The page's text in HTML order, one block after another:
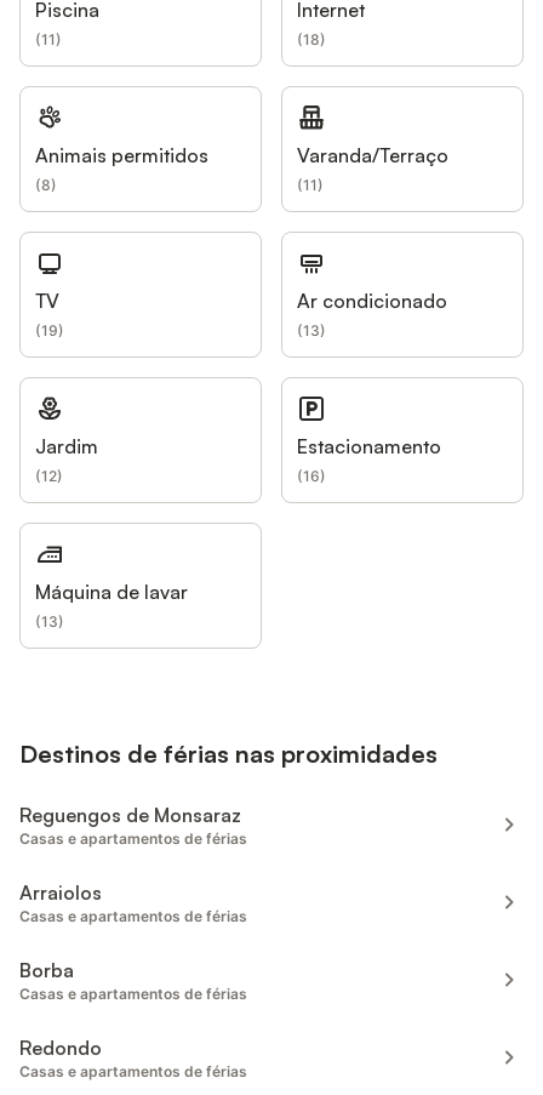
Piscina
(11)
Internet
(18)
Animais permitidos
(8)
Varanda/Terraço
(11)
TV
(19)
Ar condicionado
(13)
Jardim
(12)
Estacionamento
(16)
Máquina de lavar
(13)
Destinos de férias nas proximidades
Reguengos de Monsaraz
Casas e apartamentos de férias
Arraiolos
Casas e apartamentos de férias
Borba
Casas e apartamentos de férias
Redondo
Casas e apartamentos de férias